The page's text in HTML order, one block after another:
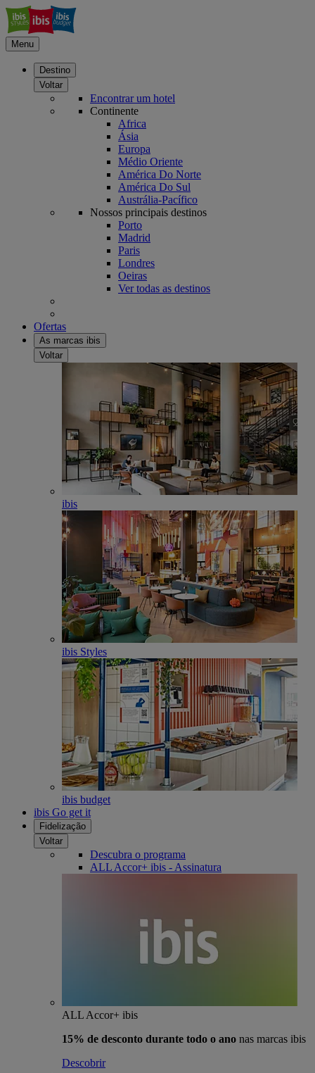
Menu
Destino
Voltar
Encontrar um hotel
Continente
Africa
Ásia
Europa
Médio Oriente
América Do Norte
América Do Sul
Austrália-Pacífico
Nossos principais destinos
Porto
Madrid
Paris
Londres
Oeiras
Ver todas as destinos
Ofertas
As marcas ibis
Voltar
ibis
ibis Styles
ibis budget
ibis Go get it
Fidelização
Voltar
Descubra o programa
ALL Accor+ ibis - Assinatura
ALL Accor+ ibis
15% de desconto durante todo o ano nas marcas ibis
Descobrir